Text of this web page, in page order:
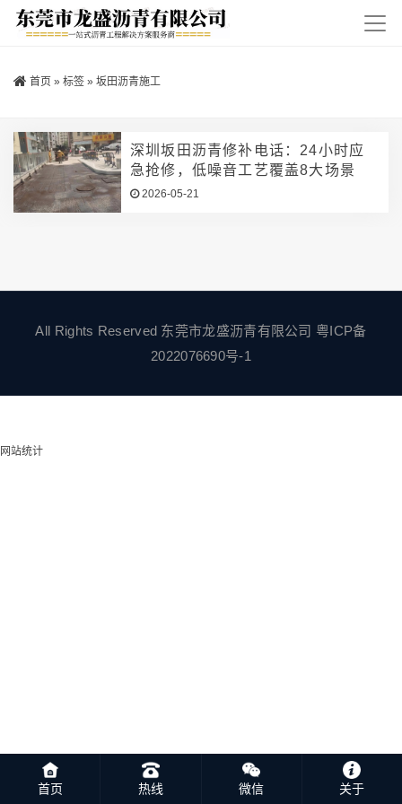
首页 » 标签 » 坂田沥青施工
深圳坂田沥青修补电话：24小时应
急抢修，低噪音工艺覆盖8大场景
2026-05-21
All Rights Reserved 东莞市龙盛沥青有限公司 粤ICP备
2022076690号-1
首页 热线 微信 关于
网站统计